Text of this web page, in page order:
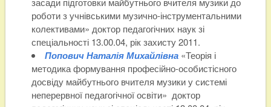
роботи з учнівськими музично-інструментальними
колективами» доктор педагогічних наук зі
спеціальності 13.00.04, рік захисту 2011.
Попович Наталія Михайлівна«Теорія і
методика формування професійно-особистісного
досвіду майбутнього вчителя музики у системі
неперервної педагогічної освіти» доктор